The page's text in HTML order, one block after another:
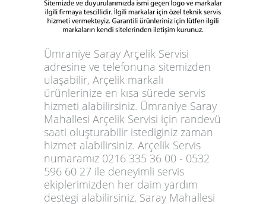
Ümraniye Saray Arçelik Servisi
adresine ve telefonuna sitemizden
ulaşabilir, Arçelik markalı
ürünlerinize en kısa sürede servis
hizmeti alabilirsiniz. Ümraniye Saray
Mahallesi Arçelik Servisi için randevü
saati oluşturabilir istediginiz zaman
hizmet alabilirsiniz. Arçelik Servis
numaramız 0216 335 36 00 - 0532
596 60 27 ile deneyimli servis
ekiplerimizden her daim yardım
destegi alabilirsiniz. Saray Mahallesi